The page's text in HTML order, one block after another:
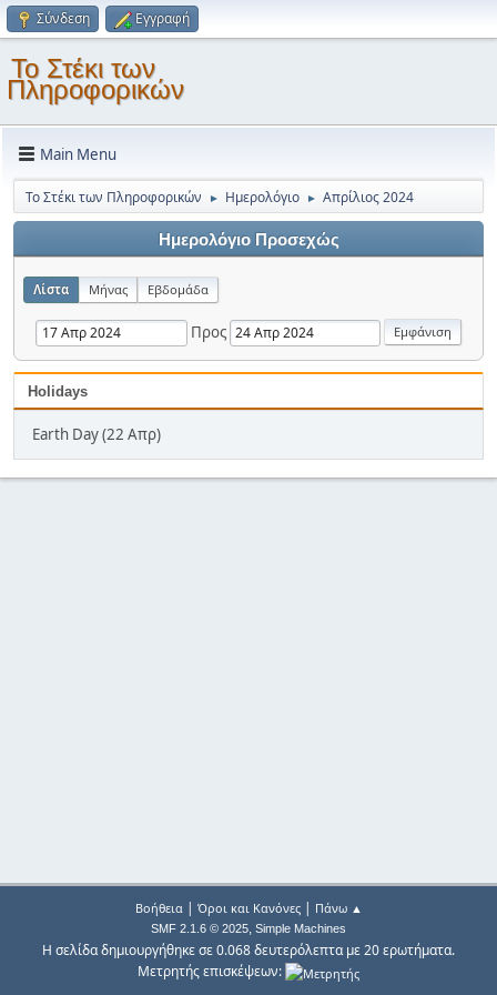
Σύνδεση Εγγραφή
Το Στέκι των
Πληροφορικών
Main Menu
Το Στέκι των Πληροφορικών ► Ημερολόγιο ► Απρίλιος 2024
Ημερολόγιο Προσεχώς
Λίστα Μήνας Εβδομάδα
Προς
Holidays
Earth Day (22 Απρ)
Βοήθεια| Όροι και Κανόνες| Πάνω ▲
SMF 2.1.6 © 2025, Simple Machines
Η σελίδα δημιουργήθηκε σε 0.068 δευτερόλεπτα με 20 ερωτήματα.
Μετρητής επισκέψεων: